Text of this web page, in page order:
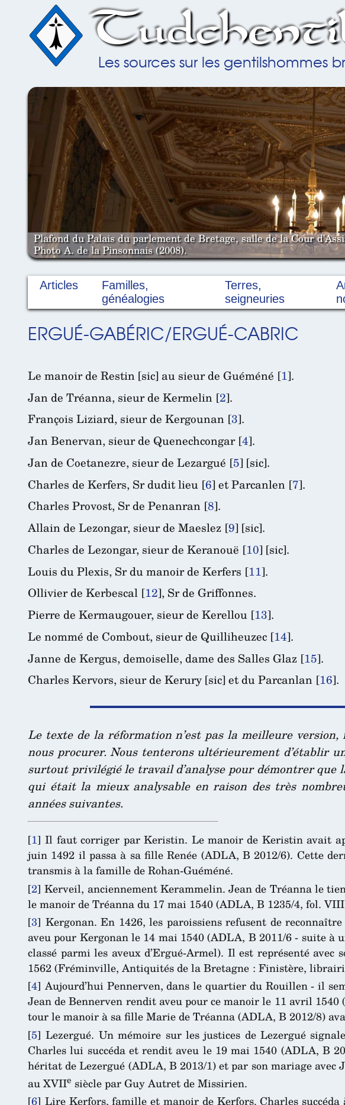
Les sources sur les gentilshommes
Plafond du Palais du parlement de Bretage, salle de la Cour
Photo A. de la Pinsonnais (2008).
Articles
Familles,
généalogies
Terres,
seigneuries
ERGUÉ-GABÉRIC/ERGUÉ-CABRIC
Le manoir de Restin [sic] au sieur de Guéméné [1].
Jan de Tréanna, sieur de Kermelin [2].
François Liziard, sieur de Kergounan [3].
Jan Benervan, sieur de Quenechcongar[4].
Jan de Coetanezre, sieur de Lezargué [5] [sic].
Charles de Kerfers, Sr dudit lieu [6] et Parcanlen [7].
Charles Provost, Sr de Penanran [8].
Allain de Lezongar, sieur de Maeslez [9] [sic].
Charles de Lezongar, sieur de Keranouë [10] [sic].
Louis du Plexis, Sr du manoir de Kerfers [11].
Ollivier de Kerbescal [12], Sr de Griffonnes.
Pierre de Kermaugouer, sieur de Kerellou [13].
Le nommé de Combout, sieur de Quilliheuzec [14].
Janne de Kergus, demoiselle, dame des Salles Glaz [15].
Charles Kervors, sieur de Kerury [sic] et du Parcanlan [16].
Le texte de la réformation n’est pas la meilleure version,
nous procurer. Nous tenterons ultérieurement d’établir
surtout privilégié le travail d’analyse pour démontrer que
qui était la mieux analysable en raison des très
années suivantes.
[1]Il faut corriger par Keristin. Le manoir de Keristin avait
juin 1492 il passa à sa fille Renée (ADLA, B 2012/6). Cette
transmis à la famille de Rohan-Guéméné.
[2]Kerveil, anciennement Kerammelin. Jean de Tréanna le
le manoir de Tréanna du 17 mai 1540 (ADLA, B 1235/4, fol.
[3] Kergonan. En 1426, les paroissiens refusent de
aveu pour Kergonan le 14 mai 1540 (ADLA, B 2011/6 - suite à
classé parmi les aveux d’Ergué-Armel). Il est représenté
1562 (Fréminville, Antiquités de la Bretagne : Finistère,
[4]Aujourd’hui Pennerven, dans le quartier du Rouillen - il
Jean de Bennerven rendit aveu pour ce manoir le 11 avril
tour le manoir à sa fille Marie de Tréanna (ADLA, B 2012/8)
[5]Lezergué. Un mémoire sur les justices de Lezergué
Charles lui succéda et rendit aveu le 19 mai 1540 (ADLA, B
héritat de Lezergué (ADLA, B 2013/1) et par son mariage
au XVIIe siècle par Guy Autret de Missirien.
[6] Lire Kerfors, famille et manoir de Kerfors. Charles succéda